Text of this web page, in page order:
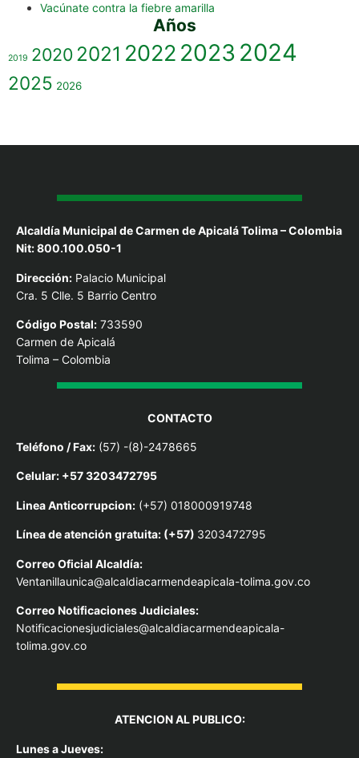
Vacúnate contra la fiebre amarilla
Años
2019 20202021 2022 2023 2024
2025 2026
Alcaldía Municipal de Carmen de Apicalá Tolima – Colombia
Nit: 800.100.050-1
Dirección: Palacio Municipal
Cra. 5 Clle. 5 Barrio Centro
Código Postal: 733590
Carmen de Apicalá
Tolima – Colombia
CONTACTO
Teléfono / Fax: (57) -(8)-2478665
Celular: +57 3203472795
Linea Anticorrupcion: (+57) 018000919748
Línea de atención gratuita: (+57) 3203472795
Correo Oficial Alcaldía:
Ventanillaunica@alcaldiacarmendeapicala-tolima.gov.co
Correo Notificaciones Judiciales:
Notificacionesjudiciales@alcaldiacarmendeapicala-
tolima.gov.co
ATENCION AL PUBLICO:
Lunes a Jueves: